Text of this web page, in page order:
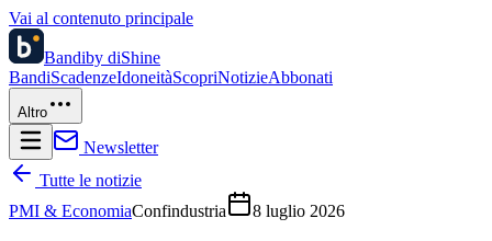
Vai al contenuto principale
Bandiby diShine
BandiScadenzeIdoneitàScopriNotizieAbbonati
Altro
Newsletter
Tutte le notizie
PMI & EconomiaConfindustria 8 luglio 2026